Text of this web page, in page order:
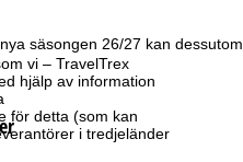
vi – TravelTrex
hjälp av information
för detta (som kan
i tredjeländer
säsongen 26/27 kan dessutom